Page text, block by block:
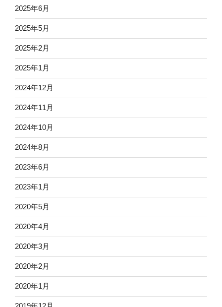
2025年6月
2025年5月
2025年2月
2025年1月
2024年12月
2024年11月
2024年10月
2024年8月
2023年6月
2023年1月
2020年5月
2020年4月
2020年3月
2020年2月
2020年1月